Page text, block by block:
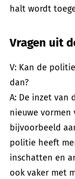
halt wordt
Vragen uit
V: Kan de
dan?
A: De inzet van
nieuwe
bijvoorbeeld
politie heeft
inschatten en
ook vaker met